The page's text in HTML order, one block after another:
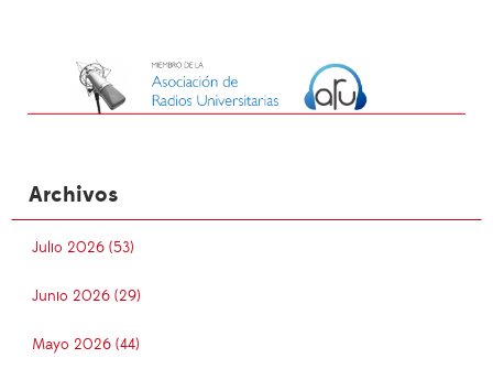
Archivos
Julio 2026 (53)
Junio 2026 (29)
Mayo 2026 (44)